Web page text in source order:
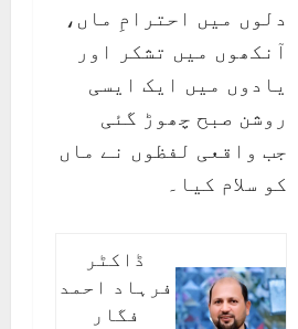
دلوں میں احترامِ ماں،
آنکھوں میں تشکر اور
یادوں میں ایک ایسی
روشن صبح چھوڑ گئی
جب واقعی لفظوں نے ماں
کو سلام کیا۔
ڈاکٹر
فرہاد احمد
فگار